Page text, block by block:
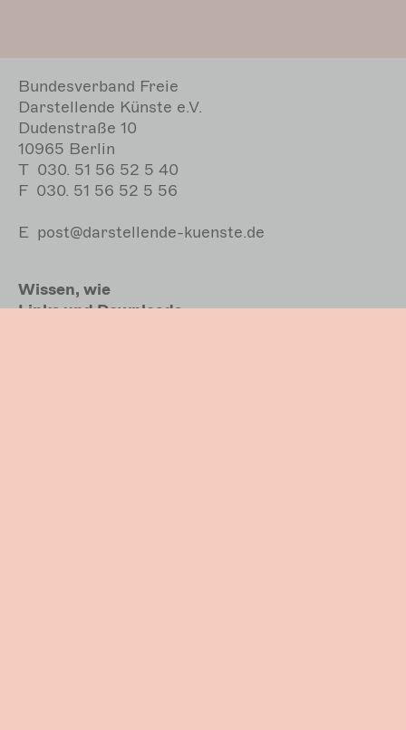
Bundesverband Freie
Darstellende Künste e.V.
Dudenstraße 10
10965 Berlin
T 030. 51 56 52 5 40
F 030. 51 56 52 5 56
E post@darstellende-kuenste.de
Wissen, wie
Links und Downloads